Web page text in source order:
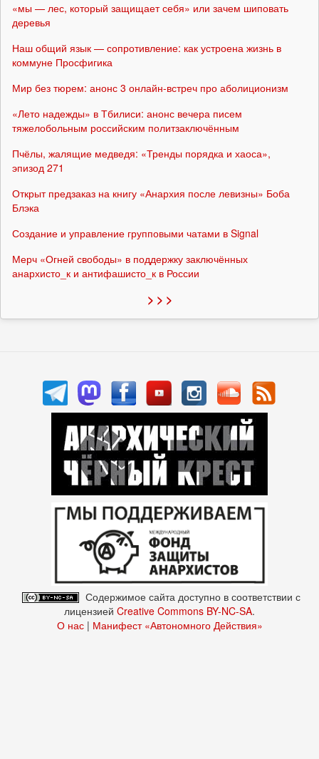
«мы — лес, который защищает себя» или зачем шиповать
деревья
Наш общий язык — сопротивление: как устроена жизнь в
коммуне Просфигика
Мир без тюрем: анонс 3 онлайн-встреч про аболиционизм
«Лето надежды» в Тбилиси: анонс вечера писем
тяжелобольным российским политзаключённым
Пчёлы, жалящие медведя: «Тренды порядка и хаоса»,
эпизод 271
Открыт предзаказ на книгу «Анархия после левизны» Боба
Блэка
Создание и управление групповыми чатами в Signal
Мерч «Огней свободы» в поддержку заключённых
анархисто_к и антифашисто_к в России
> > >
Содержимое сайта доступно в соответствии с
лицензией Creative Commons BY-NC-SA.
О нас| Манифест «Автономного Действия»